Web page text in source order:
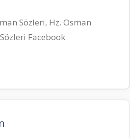
Sözleri, Hz. Osman
Facebook